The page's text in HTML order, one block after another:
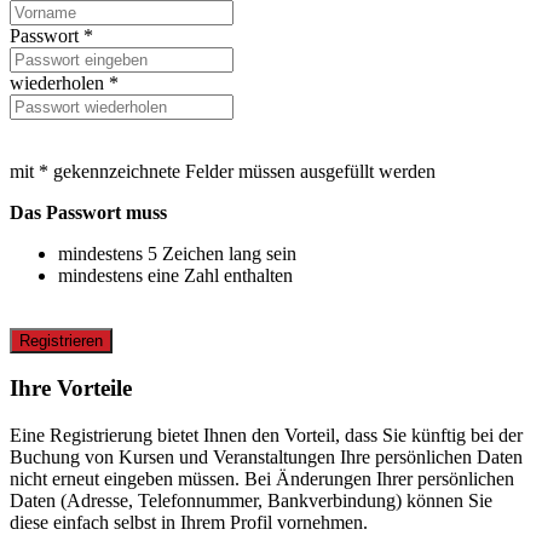
Passwort *
wiederholen *
mit * gekennzeichnete Felder müssen ausgefüllt werden
Das Passwort muss
mindestens 5 Zeichen lang sein
mindestens eine Zahl enthalten
Registrieren
Ihre Vorteile
Eine Registrierung bietet Ihnen den Vorteil, dass Sie künftig bei der
Buchung von Kursen und Veranstaltungen Ihre persönlichen Daten
nicht erneut eingeben müssen. Bei Änderungen Ihrer persönlichen
Daten (Adresse, Telefonnummer, Bankverbindung) können Sie
diese einfach selbst in Ihrem Profil vornehmen.